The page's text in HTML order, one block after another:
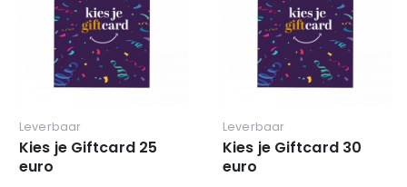
Leverbaar
Kies je Giftcard 25
euro
Leverbaar
Kies je Giftcard 30
euro